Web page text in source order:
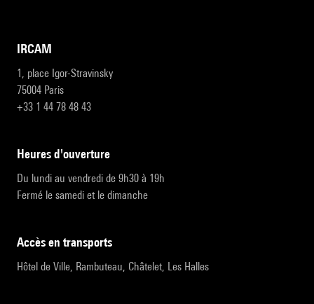
IRCAM
1, place Igor-Stravinsky
75004 Paris
+33 1 44 78 48 43
heures d'ouverture
Du lundi au vendredi de 9h30 à 19h
Fermé le samedi et le dimanche
accès en transports
Hôtel de Ville, Rambuteau, Châtelet, Les Halles